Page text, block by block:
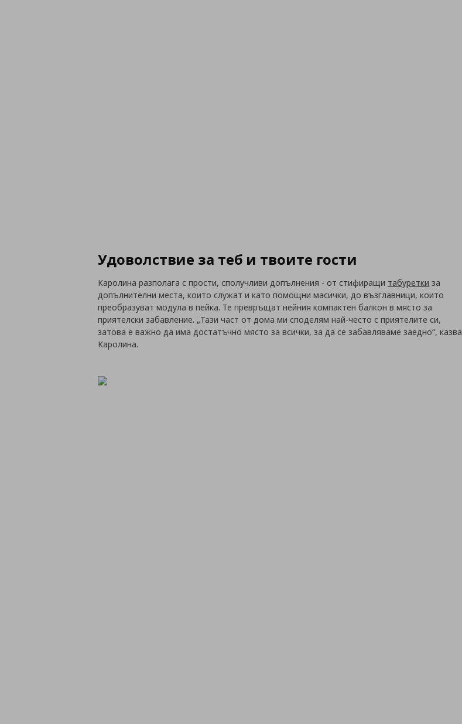
Удоволствие за теб и твоите гости
Каролина разполага с прости, сполучливи допълнения - от стифиращи табуретки за
допълнителни места, които служат и като помощни масички, до възглавници, които
преобразуват модула в пейка. Те превръщат нейния компактен балкон в място за
приятелски забавление. „Тази част от дома ми споделям най-често с приятелите си,
затова е важно да има достатъчно място за всички, за да се забавляваме заедно“, казва
Каролина.